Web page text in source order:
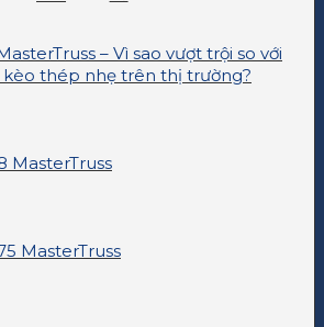
– Vì sao vượt trội so với
thép nhẹ trên thị trường?
MasterTruss
MasterTruss